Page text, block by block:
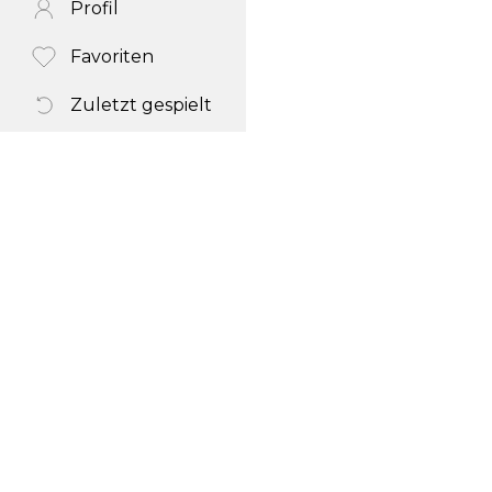
Profil
Favoriten
Zuletzt gespielt